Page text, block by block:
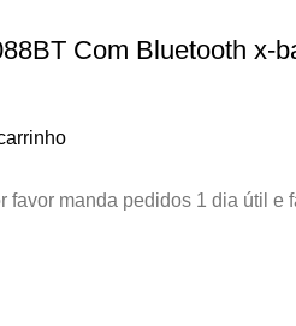
Com Bluetooth x-
favor manda pedidos 1 dia útil e